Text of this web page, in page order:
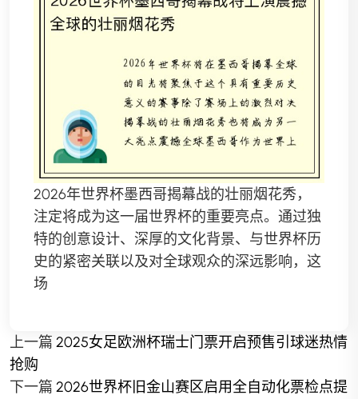
2026年世界杯墨西哥揭幕战的壮丽烟花秀，
注定将成为这一届世界杯的重要亮点。通过独
特的创意设计、深厚的文化背景、与世界杯历
史的紧密关联以及对全球观众的深远影响，这
场
上一篇 2025女足欧洲杯瑞士门票开启预售引球迷热情
抢购
下一篇 2026世界杯旧金山赛区启用全自动化票检点提